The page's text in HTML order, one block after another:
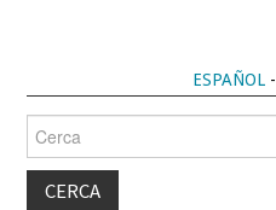
ESPAÑOL-
per: